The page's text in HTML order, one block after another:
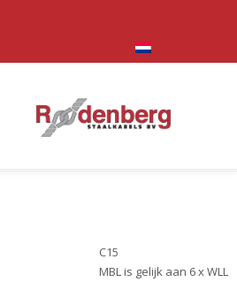
C15
MBL is gelijk aan 6 x WLL